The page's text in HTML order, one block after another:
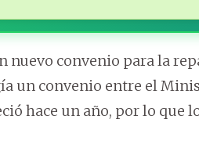
nuevo convenio para la
un convenio entre el
hace un año, por lo que